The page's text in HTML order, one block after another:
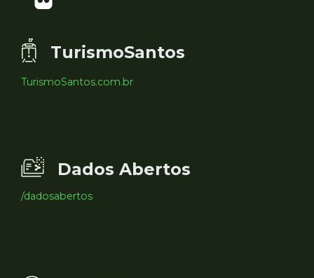
TurismoSantos
TurismoSantos.com.br
Dados Abertos
/dadosabertos